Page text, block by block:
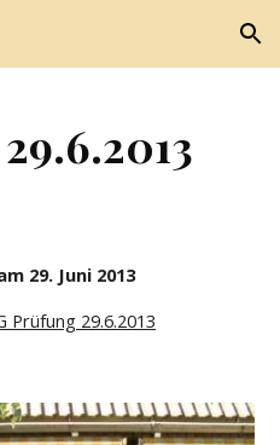
Skip to navigation
29. Juni 2013
Prüfung 29.6.2013